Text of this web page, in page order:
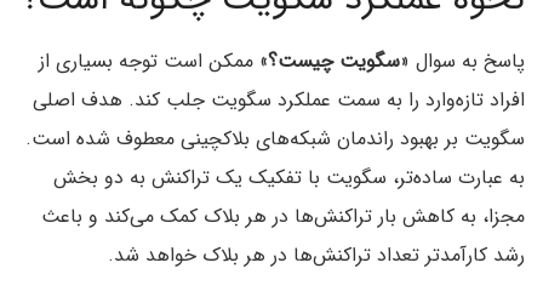
پاسخ به سوال «سگویت چیست؟» ممکن است توجه بسیاری از
افراد تازه‌وارد را به سمت عملکرد سگویت جلب کند. هدف اصلی
سگویت بر بهبود راندمان شبکه‌های بلاکچینی معطوف شده است.
به عبارت ساده‌تر، سگویت با تفکیک یک تراکنش به دو بخش
مجزا، به کاهش بار تراکنش‌ها در هر بلاک کمک می‌کند و باعث
رشد کارآمدتر تعداد تراکنش‌ها در هر بلاک خواهد شد.